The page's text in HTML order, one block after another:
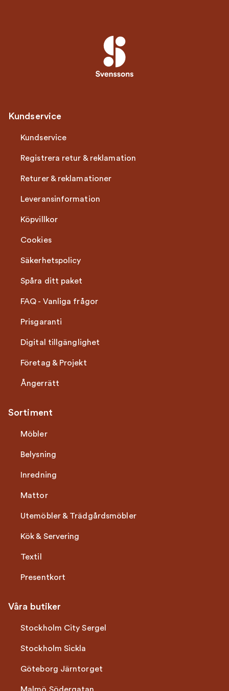
Kundservice
Kundservice
Registrera retur & reklamation
Returer & reklamationer
Leveransinformation
Köpvillkor
Cookies
Säkerhetspolicy
Spåra ditt paket
FAQ - Vanliga frågor
Prisgaranti
Digital tillgänglighet
Företag & Projekt
Ångerrätt
Sortiment
Möbler
Belysning
Inredning
Mattor
Utemöbler & Trädgårdsmöbler
Kök & Servering
Textil
Presentkort
Våra butiker
Stockholm City Sergel
Stockholm Sickla
Göteborg Järntorget